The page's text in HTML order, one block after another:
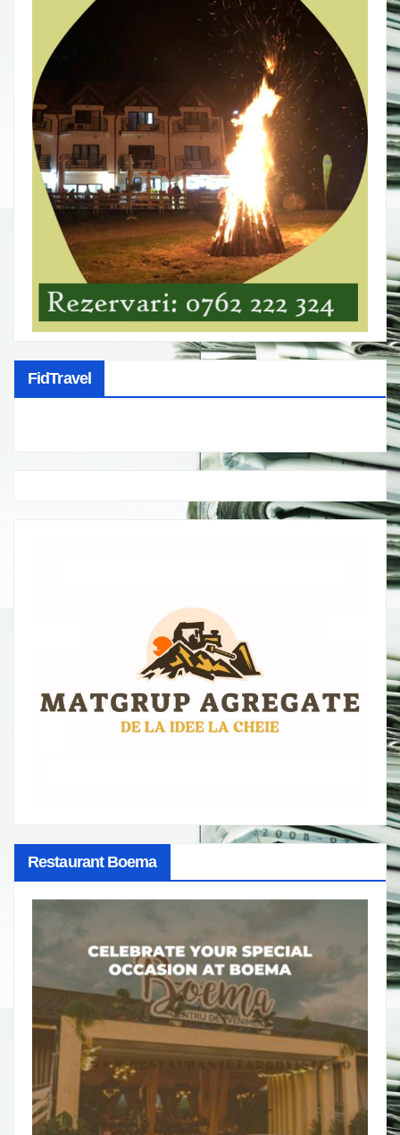
FidTravel
Restaurant Boema